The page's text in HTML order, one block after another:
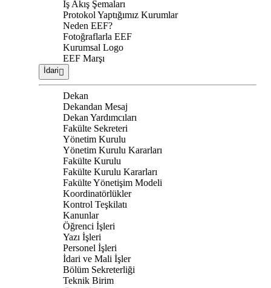
İş Akış Şemaları
Protokol Yaptığımız Kurumlar
Neden EEF?
Fotoğraflarla EEF
Kurumsal Logo
EEF Marşı
İdari
Dekan
Dekandan Mesaj
Dekan Yardımcıları
Fakülte Sekreteri
Yönetim Kurulu
Yönetim Kurulu Kararları
Fakülte Kurulu
Fakülte Kurulu Kararları
Fakülte Yönetişim Modeli
Koordinatörlükler
Kontrol Teşkilatı
Kanunlar
Öğrenci İşleri
Yazı İşleri
Personel İşleri
İdari ve Mali İşler
Bölüm Sekreterliği
Teknik Birim